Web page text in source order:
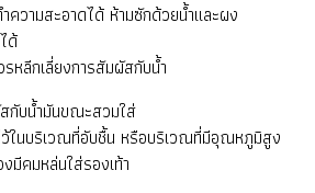
ความสะอาดได้ ห้ามซักด้วยน้ำและผง
ด้
หลีกเลี่ยงการสัมผัสกับน้ำ
กับน้ำมันขณะสวมใส่
ว้ในบริเวณที่อับชื้น หรือบริเวณที่มีอุณหภูมิสูง
มีคมหล่นใส่รองเท้า